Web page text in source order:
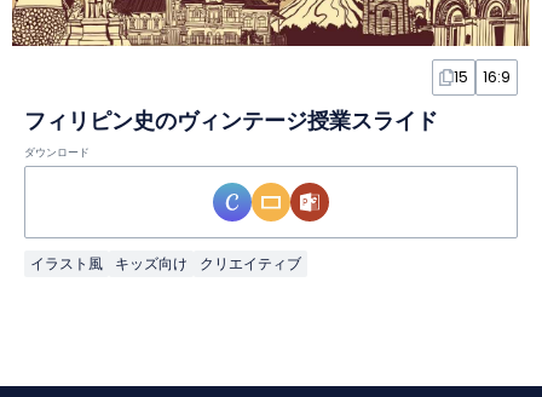
15 16:9
フィリピン史のヴィンテージ授業スライド
ダウンロード
イラスト風 キッズ向け クリエイティブ